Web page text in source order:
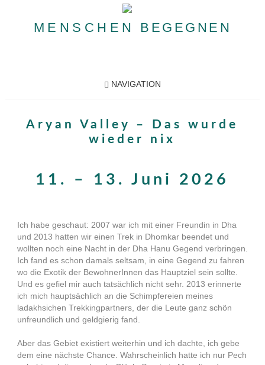
MENSCHEN BEGEGNEN
NAVIGATION
Aryan Valley – Das wurde
wieder nix
11. – 13. Juni 2026
Ich habe geschaut: 2007 war ich mit einer Freundin in Dha
und 2013 hatten wir einen Trek in Dhomkar beendet und
wollten noch eine Nacht in der Dha Hanu Gegend verbringen.
Ich fand es schon damals seltsam, in eine Gegend zu fahren
wo die Exotik der BewohnerInnen das Hauptziel sein sollte.
Und es gefiel mir auch tatsächlich nicht sehr. 2013 erinnerte
ich mich hauptsächlich an die Schimpfereien meines
ladakhsichen Trekkingpartners, der die Leute ganz schön
unfreundlich und geldgierig fand.
Aber das Gebiet existiert weiterhin und ich dachte, ich gebe
dem eine nächste Chance. Wahrscheinlich hatte ich nur Pech